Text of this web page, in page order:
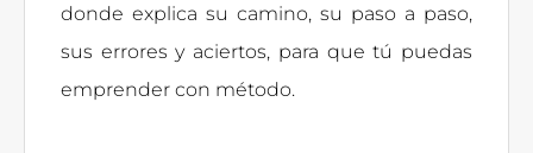
donde explica su camino, su paso a paso,
sus errores y aciertos, para que tú puedas
emprender con método.